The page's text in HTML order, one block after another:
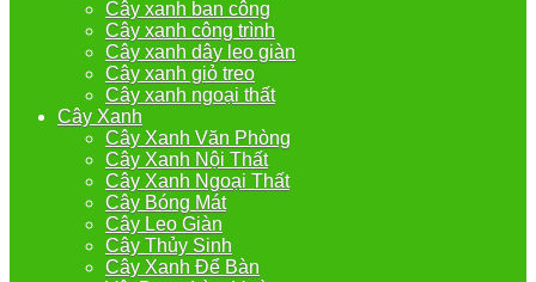
Cây xanh ban công
Cây xanh công trình
Cây xanh dây leo giàn
Cây xanh giỏ treo
Cây xanh ngoại thất
Cây Xanh
Cây Xanh Văn Phòng
Cây Xanh Nội Thất
Cây Xanh Ngoại Thất
Cây Bóng Mát
Cây Leo Giàn
Cây Thủy Sinh
Cây Xanh Để Bàn